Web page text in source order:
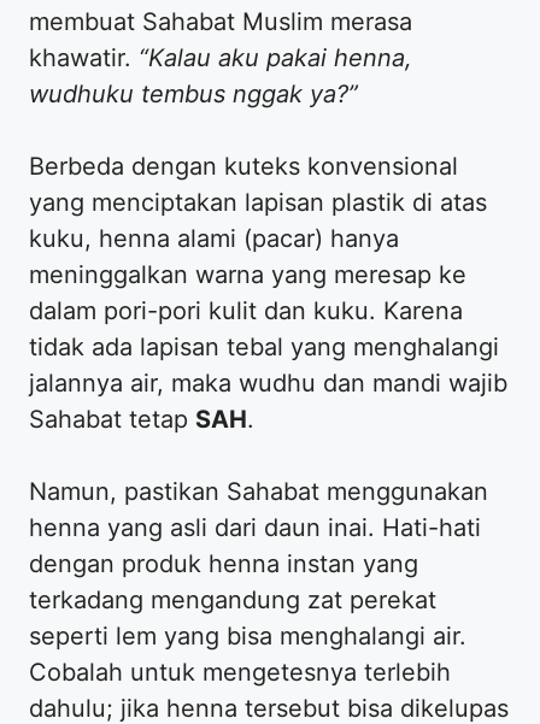
membuat Sahabat Muslim merasa
khawatir. “Kalau aku pakai henna,
wudhuku tembus nggak ya?”
​Berbeda dengan kuteks konvensional
yang menciptakan lapisan plastik di atas
kuku, henna alami (pacar) hanya
meninggalkan warna yang meresap ke
dalam pori-pori kulit dan kuku. Karena
tidak ada lapisan tebal yang menghalangi
jalannya air, maka wudhu dan mandi wajib
Sahabat tetap SAH.
​Namun, pastikan Sahabat menggunakan
henna yang asli dari daun inai. Hati-hati
dengan produk henna instan yang
terkadang mengandung zat perekat
seperti lem yang bisa menghalangi air.
Cobalah untuk mengetesnya terlebih
dahulu; jika henna tersebut bisa dikelupas